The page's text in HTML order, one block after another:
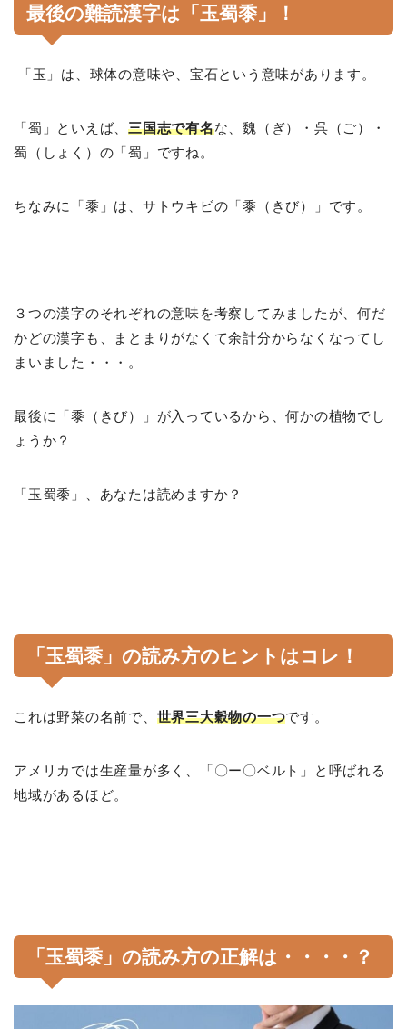
最後の難読漢字は「 玉蜀黍 」！
「玉」は、球体の意味や、宝石という意味があります。
「蜀」といえば、三国志で有名な、魏（ぎ）・呉（ご）・
蜀（しょく）の「蜀」ですね。
ちなみに「黍」は、サトウキビの「黍（きび）」です。
３つの漢字のそれぞれの意味を考察してみましたが、何だ
かどの漢字も、まとまりがなくて余計分からなくなってし
まいました・・・。
最後に「黍（きび）」が入っているから、何かの植物でし
ょうか？
「玉蜀黍」、あなたは読めますか？
「玉蜀黍」の読み方のヒントはコレ！
これは野菜の名前で、 世界三大穀物の一つです。
アメリカでは生産量が多く、「〇ー〇ベルト」と呼ばれる
地域があるほど。
「玉蜀黍」の読み方の正解は・・・・？